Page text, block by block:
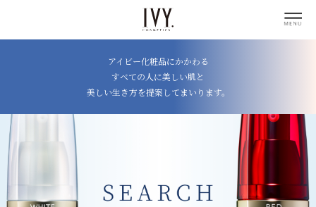
アイビー化粧品にかかわる
すべての人に美しい肌と
美しい生き方を提案してまいります。